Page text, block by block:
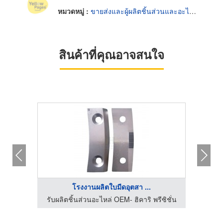
หมวดหมู่ : ขายส่งและผู้ผลิตชิ้นส่วนและอะไหล่รถยนต์
สินค้าที่คุณอาจสนใจ
โรงงานผลิตใบมีดอุตสา ...
รับผลิตชิ้นส่วนอะไหล่ OEM- ฮิคาริ พรีซิชั่น